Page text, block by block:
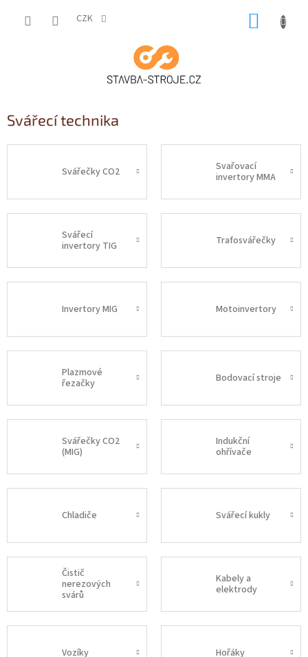
CZK
Svářecí technika
Svářečky CO2
Svařovací
invertory MMA
Svářecí
invertory TIG
Trafosvářečky
Invertory MIG Motoinvertory
Plazmové
řezačky
Bodovací stroje
Svářečky CO2
(MIG)
Indukční
ohřívače
Chladiče Svářecí kukly
Čistič
nerezových
svárů
Kabely a
elektrody
Vozíky Hořáky